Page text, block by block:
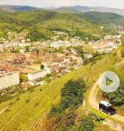
Panneau de gestion des cookies